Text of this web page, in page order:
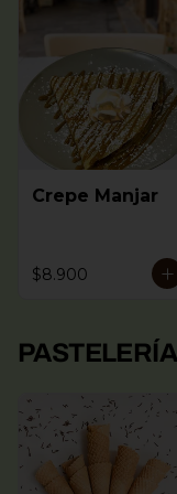
Crepe Manjar
$8.900